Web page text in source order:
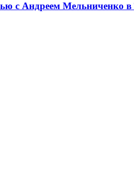
с Андреем Мельниченко в